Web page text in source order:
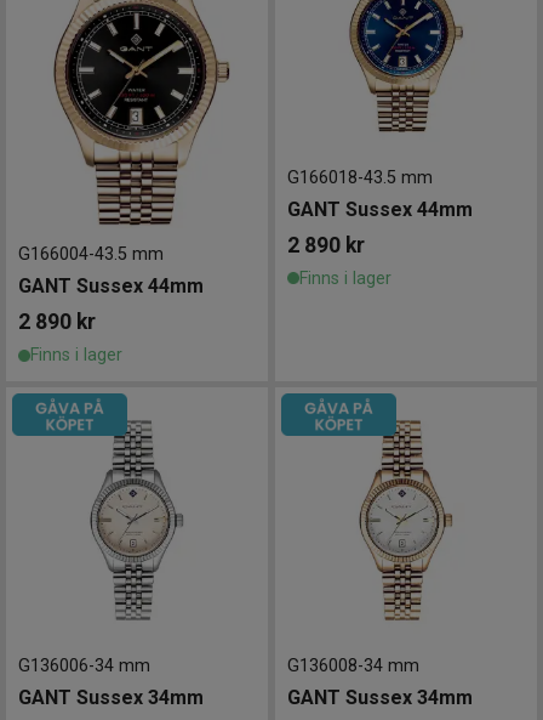
G166004-43.5 mm
GANT Sussex 44mm
2 890 kr
Finns i lager
G166018-43.5 mm
GANT Sussex 44mm
2 890 kr
Finns i lager
G136006-34 mm
GANT Sussex 34mm
G136008-34 mm
GANT Sussex 34mm